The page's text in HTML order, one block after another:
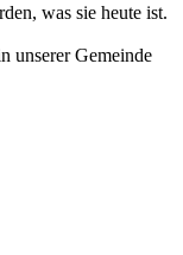
was sie heute ist.
unserer Gemeinde